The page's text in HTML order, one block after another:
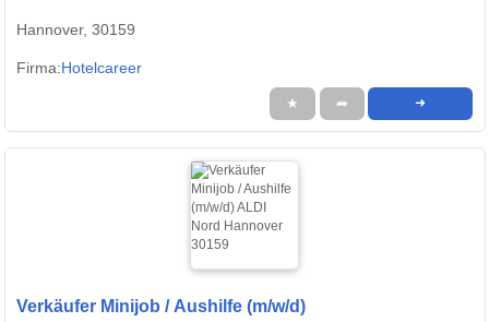
Hannover, 30159
Firma:Hotelcareer
★ ➦ ➜
Verkäufer Minijob / Aushilfe (m/w/d)